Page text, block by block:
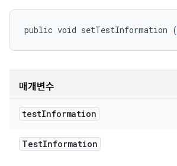
public void setTestInformation (
매개변수
testInformation
TestInformation